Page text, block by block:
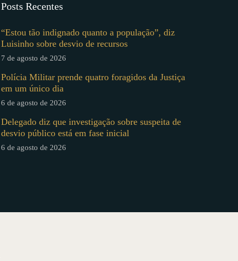
Posts Recentes
“Estou tão indignado quanto a população”, diz
Luisinho sobre desvio de recursos
7 de agosto de 2026
Polícia Militar prende quatro foragidos da Justiça
em um único dia
6 de agosto de 2026
Delegado diz que investigação sobre suspeita de
desvio público está em fase inicial
6 de agosto de 2026